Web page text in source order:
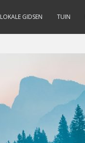
LOKALE GIDSEN TUIN